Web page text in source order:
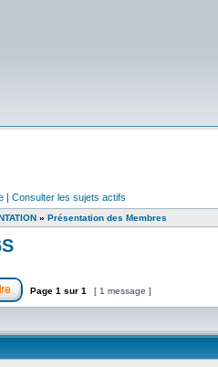
| Consulter les sujets actifs
» Présentation des Membres
Page 1 sur 1 [ 1 message ]